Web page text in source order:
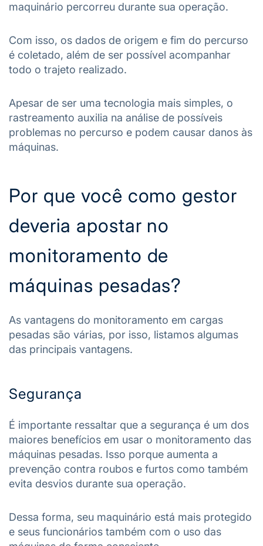
maquinário percorreu durante sua operação.
Com isso, os dados de origem e fim do percurso
é coletado, além de ser possível acompanhar
todo o trajeto realizado.
Apesar de ser uma tecnologia mais simples, o
rastreamento auxilia na análise de possíveis
problemas no percurso e podem causar danos às
máquinas.
Por que você como gestor
deveria apostar no
monitoramento de
máquinas pesadas?
As vantagens do monitoramento em cargas
pesadas são várias, por isso, listamos algumas
das principais vantagens.
Segurança
É importante ressaltar que a segurança é um dos
maiores benefícios em usar o monitoramento das
máquinas pesadas. Isso porque aumenta a
prevenção contra roubos e furtos como também
evita desvios durante sua operação.
Dessa forma, seu maquinário está mais protegido
e seus funcionários também com o uso das